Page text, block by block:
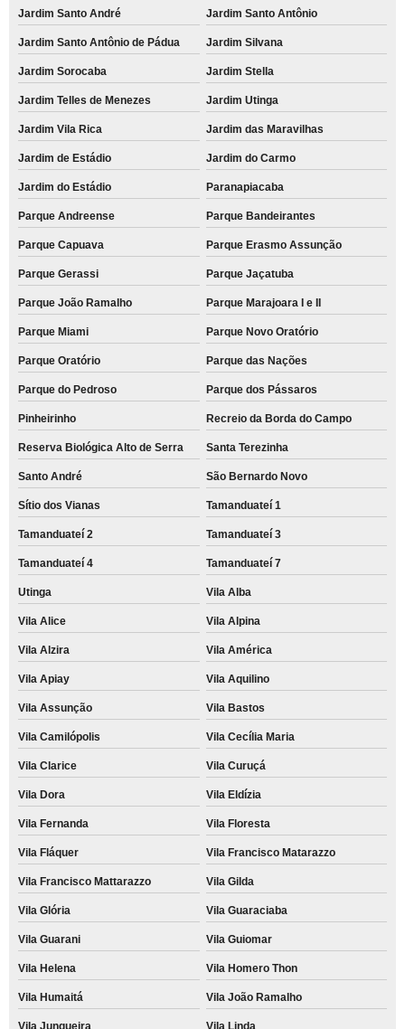
quanto custa aluguel de impressora colorida Jardim Progresso
aluguel de impressora Franco da Rocha
quanto custa aluguel de impressora multifuncional Itapecerica da Serra
aluguel de impressora para faculdade preço Vila Cercado Grande
aluguel de impressora colorida Jardim Santo André
empresa de aluguel de impressora para faculdade Arco-íris
aluguéis de impressoras para empresas Cata Preta
aluguel de impressora para escritório preço Carapicuíba
aluguel de impressora a laser colorida Vila Scarpelli
aluguel de impressora para escola Cidade São Jorge
empresa de aluguel de impressora colorida para escritório aldeia de Barueri
aluguéis de impressoras coloridas Recreio da Borda do Campo
empresa de aluguel de impressora para escola Reserva Biológica Alto de
Serra
aluguéis de impressoras a laser coloridas Tamanduateí 3
aluguel de impressora colorida para escola Condomínio Maracanã
aluguel de impressora para escola preço São Caetano do Sul
aluguel de impressora colorida para escritório preço Itapevi
aluguel de impressora para faculdade preço Francisco Morato
aluguéis de impressoras Aldeia da serra -
aluguéis de impressoras para escolas Jardim Marek
aluguel de impressora para empresa Parque Oratório
aluguéis de impressoras para escolas Jardim Nair Conceição
aluguel de impressora para faculdade Jardim Cristiane
aluguel de impressora para empresa preço Taboão da Serra
aluguel de impressora a laser colorida preço Reserva Biológica Alto de
Serra
empresa de aluguel de impressora para empresa Centro
quanto custa aluguel de impressora para faculdade Jardim Léa
aluguel de impressora para escritório preço Vila Musa
Jardim Santo André Jardim Santo Antônio
Jardim Santo Antônio de Pádua Jardim Silvana
Jardim Sorocaba Jardim Stella
Jardim Telles de Menezes Jardim Utinga
Jardim Vila Rica Jardim das Maravilhas
Jardim de Estádio Jardim do Carmo
Jardim do Estádio Paranapiacaba
Parque Andreense Parque Bandeirantes
Parque Capuava Parque Erasmo Assunção
Parque Gerassi Parque Jaçatuba
Parque João Ramalho Parque Marajoara I e II
Parque Miami Parque Novo Oratório
Parque Oratório Parque das Nações
Parque do Pedroso Parque dos Pássaros
Pinheirinho Recreio da Borda do Campo
Reserva Biológica Alto de Serra Santa Terezinha
Santo André São Bernardo Novo
Sítio dos Vianas Tamanduateí 1
Tamanduateí 2 Tamanduateí 3
Tamanduateí 4 Tamanduateí 7
Utinga Vila Alba
Vila Alice Vila Alpina
Vila Alzira Vila América
Vila Apiay Vila Aquilino
Vila Assunção Vila Bastos
Vila Camilópolis Vila Cecília Maria
Vila Clarice Vila Curuçá
Vila Dora Vila Eldízia
Vila Fernanda Vila Floresta
Vila Fláquer Vila Francisco Matarazzo
Vila Francisco Mattarazzo Vila Gilda
Vila Glória Vila Guaraciaba
Vila Guarani Vila Guiomar
Vila Helena Vila Homero Thon
Vila Humaitá Vila João Ramalho
Vila Junqueira Vila Linda